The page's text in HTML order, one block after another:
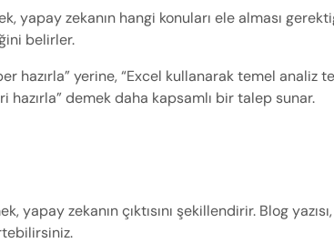
yapay zekanın hangi konuları ele alması
belirler.
hazırla” yerine, “Excel kullanarak temel analiz
demek daha kapsamlı bir talep sunar.
yapay zekanın çıktısını şekillendirir. Blog